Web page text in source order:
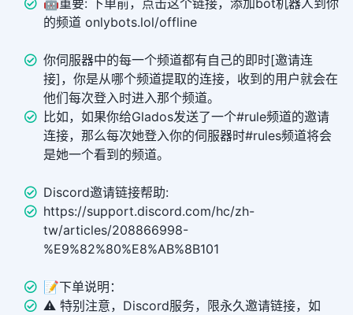
🤖重要: 下单前，点击这个链接，添加bot机器人到你
的频道 onlybots.lol/offline
你伺服器中的每一个频道都有自己的即时[邀请连
接]，你是从哪个频道提取的连接，收到的用户就会在
他们每次登入时进入那个频道。
比如，如果你给Glados发送了一个#rule频道的邀请
连接，那么每次她登入你的伺服器时#rules频道将会
是她一个看到的频道。
Discord邀请链接帮助:
https://support.discord.com/hc/zh-
tw/articles/208866998-
%E9%82%80%E8%AB%8B101
📝下单说明：
⚠️ 特别注意，Discord服务，限永久邀请链接，如